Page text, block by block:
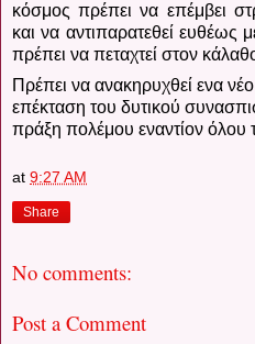
κόσμος πρέπει να επέμβει
και να αντιπαρατεθεί
πρέπει να πεταχτεί στον
Πρέπει να ανακηρυχθεί ενα
επέκταση του δυτικού
πράξη πολέμου εναντίον
at 9:27 AM
Share
No comments:
Post a Comment